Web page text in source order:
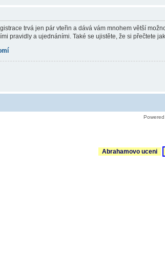
trvá jen pár vteřin a dává vám mnohem větší
pravidly a ujednáními. Také se ujistěte, že si přečtete
Abrahamovo uceni